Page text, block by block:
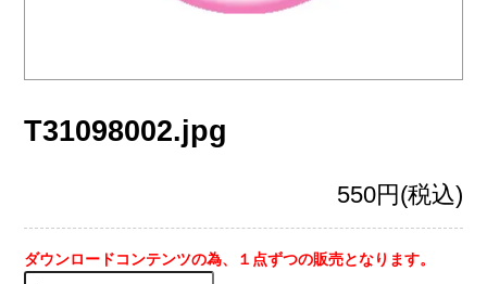
T31098002.jpg
550円(税込)
ダウンロードコンテンツの為、１点ずつの販売となります。